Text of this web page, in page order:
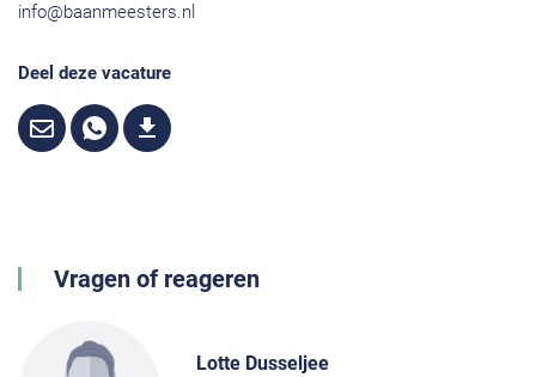
info@baanmeesters.nl
Deel deze vacature
Vragen of reageren
Lotte Dusseljee